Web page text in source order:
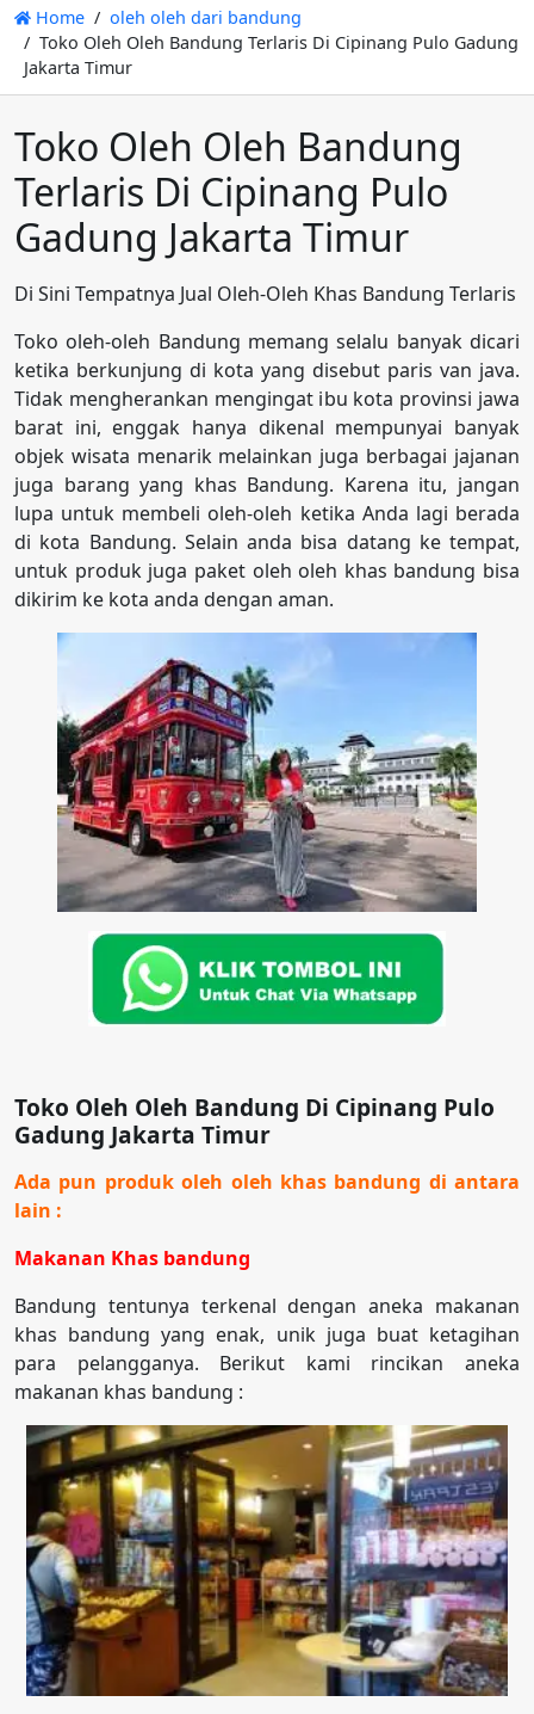
Home
oleh oleh dari bandung
Toko Oleh Oleh Bandung Terlaris Di Cipinang Pulo Gadung
Jakarta Timur
Toko Oleh Oleh Bandung
Terlaris Di Cipinang Pulo
Gadung Jakarta Timur
Di Sini Tempatnya Jual Oleh-Oleh Khas Bandung Terlaris
Toko oleh-oleh Bandung memang selalu banyak dicari
ketika berkunjung di kota yang disebut paris van java.
Tidak mengherankan mengingat ibu kota provinsi jawa
barat ini, enggak hanya dikenal mempunyai banyak
objek wisata menarik melainkan juga berbagai jajanan
juga barang yang khas Bandung. Karena itu, jangan
lupa untuk membeli oleh-oleh ketika Anda lagi berada
di kota Bandung. Selain anda bisa datang ke tempat,
untuk produk juga paket oleh oleh khas bandung bisa
dikirim ke kota anda dengan aman.
Toko Oleh Oleh Bandung Di Cipinang Pulo
Gadung Jakarta Timur
Ada pun produk oleh oleh khas bandung di antara
lain :
Makanan Khas bandung
Bandung tentunya terkenal dengan aneka makanan
khas bandung yang enak, unik juga buat ketagihan
para pelangganya. Berikut kami rincikan aneka
makanan khas bandung :